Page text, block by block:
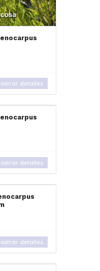
detalles
detalles
detalles